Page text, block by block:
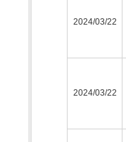
2024/03/22
2024/03/22